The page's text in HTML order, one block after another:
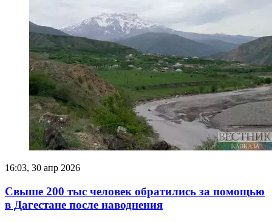
16:03, 30 апр 2026
Свыше 200 тыс человек обратились за помощью
в Дагестане после наводнения